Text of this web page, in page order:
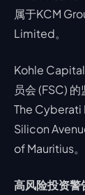
属于KCM
Limited。
Kohle
员会 (FSC)
The Cyberati
Silicon
of Mauritius。
高风险投资警